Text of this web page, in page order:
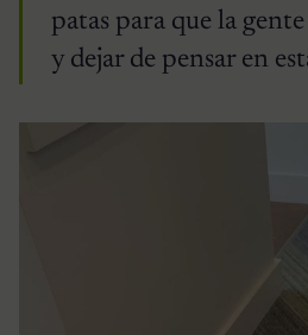
patas para que la
y dejar de pensar en